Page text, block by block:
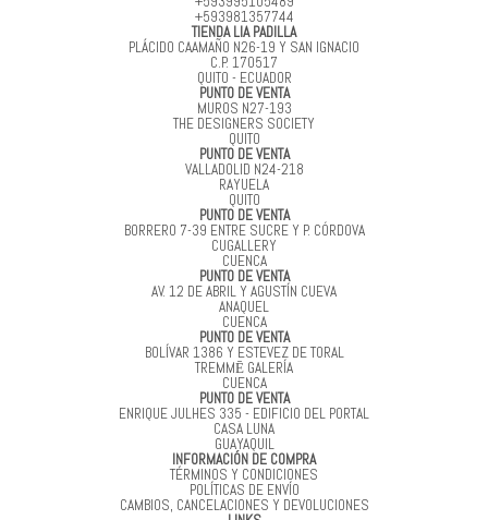
+593981357744
TIENDA LIA PADILLA
PLÁCIDO CAAMAÑO N26-19 Y SAN IGNACIO
C.P. 170517
QUITO - ECUADOR
PUNTO DE VENTA
MUROS N27-193
THE DESIGNERS SOCIETY
QUITO
PUNTO DE VENTA
VALLADOLID N24-218
RAYUELA
QUITO
PUNTO DE VENTA
BORRERO 7-39 ENTRE SUCRE Y P. CÓRDOVA
CUGALLERY
CUENCA
PUNTO DE VENTA
AV. 12 DE ABRIL Y AGUSTÍN CUEVA
ANAQUEL
CUENCA
PUNTO DE VENTA
BOLÍVAR 1386 Y ESTEVEZ DE TORAL
TREMMĒ GALERÍA
CUENCA
PUNTO DE VENTA
ENRIQUE JULHES 335 - EDIFICIO DEL PORTAL
CASA LUNA
GUAYAQUIL
INFORMACIÓN DE COMPRA
TÉRMINOS Y CONDICIONES
POLÍTICAS DE ENVÍO
CAMBIOS, CANCELACIONES Y DEVOLUCIONES